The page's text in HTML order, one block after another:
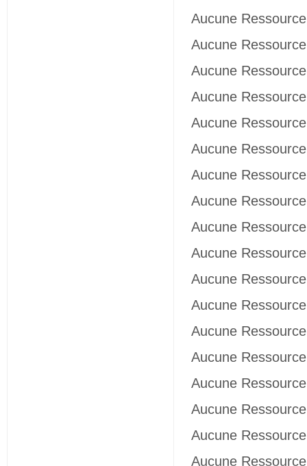
Aucune
Aucune
Aucune
Aucune
Aucune
Aucune
Aucune
Aucune
Aucune
Aucune
Aucune
Aucune
Aucune
Aucune
Aucune
Aucune
Aucune
Aucune